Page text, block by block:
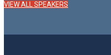
VIEW ALL SPEAKERS